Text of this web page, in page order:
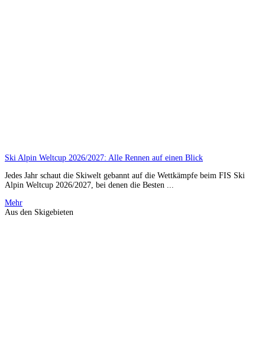
Ski Alpin Weltcup 2026/2027: Alle Rennen auf einen Blick
Jedes Jahr schaut die Skiwelt gebannt auf die Wettkämpfe beim FIS Ski
Alpin Weltcup 2026/2027, bei denen die Besten ...
Mehr
Aus den Skigebieten